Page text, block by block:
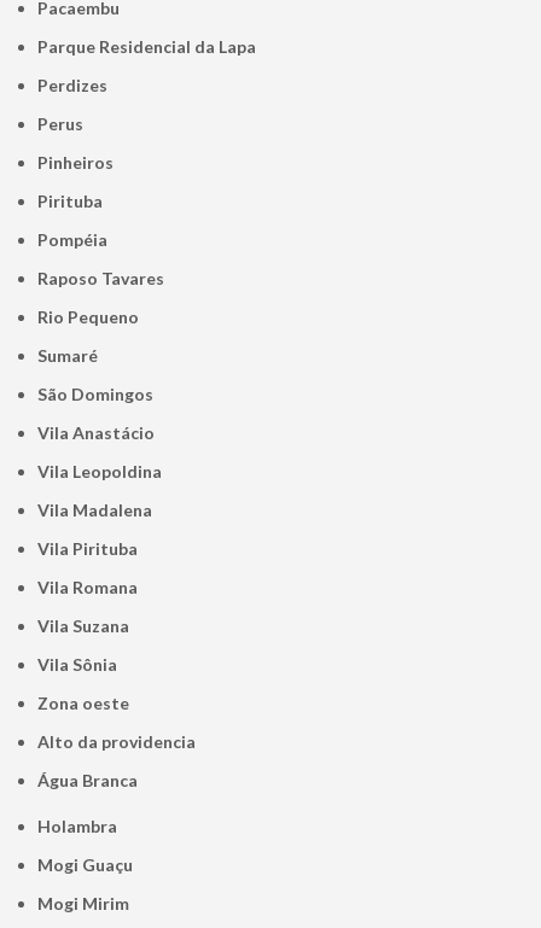
Pacaembu
Parque Residencial da Lapa
Perdizes
Perus
Pinheiros
Pirituba
Pompéia
Raposo Tavares
Rio Pequeno
Sumaré
São Domingos
Vila Anastácio
Vila Leopoldina
Vila Madalena
Vila Pirituba
Vila Romana
Vila Suzana
Vila Sônia
Zona oeste
alto da providencia
Água Branca
Holambra
Mogi Guaçu
Mogi Mirim